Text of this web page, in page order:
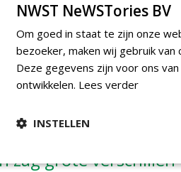
voorbeelden: in Basel zijn de
Roofs and Walls
- zoals 5
Xie: 'Dat laat zien dat het
groene daken op grote schaal
zijn niet één-op-
Xie
zag grote verschillen
NWST NeWSTories BV
Om goed in staat te zijn onze
bezoeker, maken wij gebruik van
Deze gegevens zijn voor ons
ontwikkelen. Lees verder
INSTELLEN